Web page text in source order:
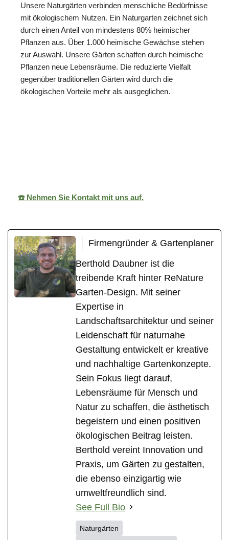
Unsere Naturgärten verbinden menschliche Bedürfnisse
mit ökologischem Nutzen. Ein Naturgarten zeichnet sich
durch einen Anteil von mindestens 80% heimischer
Pflanzen aus. Über 1.000 heimische Gewächse stehen
zur Auswahl. Unsere Gärten schaffen durch heimische
Pflanzen neue Lebensräume. Die reduzierte Vielfalt
gegenüber traditionellen Gärten wird durch die
ökologischen Vorteile mehr als ausgeglichen.
☎️ Nehmen Sie Kontakt mit uns auf.
Firmengründer & Gartenplaner
Berthold Daubner ist die
treibende Kraft hinter ReNature
Garten-Design. Mit seiner
Expertise in
Landschaftsarchitektur und seiner
Leidenschaft für naturnahe
Gestaltung entwickelt er kreative
und nachhaltige Gartenkonzepte.
Sein Fokus liegt darauf,
Lebensräume für Mensch und
Natur zu schaffen, die ästhetisch
begeistern und einen positiven
ökologischen Beitrag leisten.
Berthold vereint Innovation und
Praxis, um Gärten zu gestalten,
die ebenso einzigartig wie
umweltfreundlich sind.
See Full Bio
Naturgärten